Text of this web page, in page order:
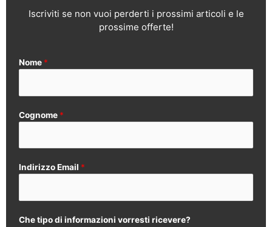
Iscriviti se non vuoi perderti i prossimi articoli e le
prossime offerte!
Nome *
Cognome *
Indirizzo Email *
Che tipo di informazioni vorresti ricevere?